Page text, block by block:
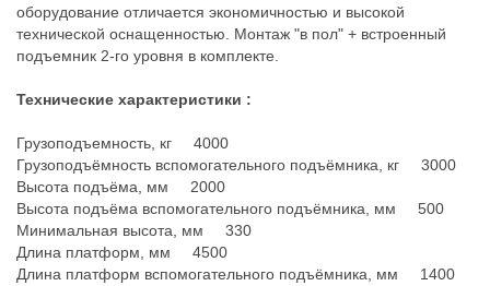
оборудование отличается экономичностью и высокой
технической оснащенностью. Монтаж "в пол" + встроенный
подъемник 2-го уровня в комплекте.
Технические характеристики :
Грузоподъемность, кг 4000
Грузоподъёмность вспомогательного подъёмника, кг 3000
Высота подъёма, мм 2000
Высота подъёма вспомогательного подъёмника, мм 500
Минимальная высота, мм 330
Длина платформ, мм 4500
Длина платформ вспомогательного подъёмника, мм 1400